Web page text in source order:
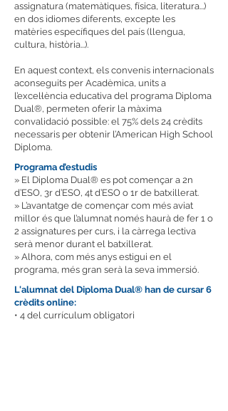
assignatura (matemàtiques, física, literatura...)
en dos idiomes diferents, excepte les
matèries específiques del país (llengua,
cultura, història...).
En aquest context, els convenis internacionals
aconseguits per Acadèmica, units a
l’excel·lència educativa del programa Diploma
Dual®, permeten oferir la màxima
convalidació possible: el 75% dels 24 crèdits
necessaris per obtenir l’American High School
Diploma.
Programa d’estudis
» El Diploma Dual® es pot començar a 2n
d’ESO, 3r d’ESO, 4t d’ESO o 1r de batxillerat.
» L’avantatge de començar com més aviat
millor és que l’alumnat només haurà de fer 1 o
2 assignatures per curs, i la càrrega lectiva
serà menor durant el batxillerat.
» Alhora, com més anys estigui en el
programa, més gran serà la seva immersió.
L'alumnat del Diploma Dual® han de cursar 6
crèdits online:
• 4 del currículum obligatori